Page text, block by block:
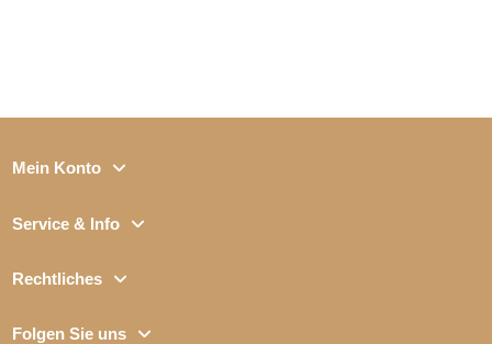
Mein Konto
Service & Info
Rechtliches
Folgen Sie uns